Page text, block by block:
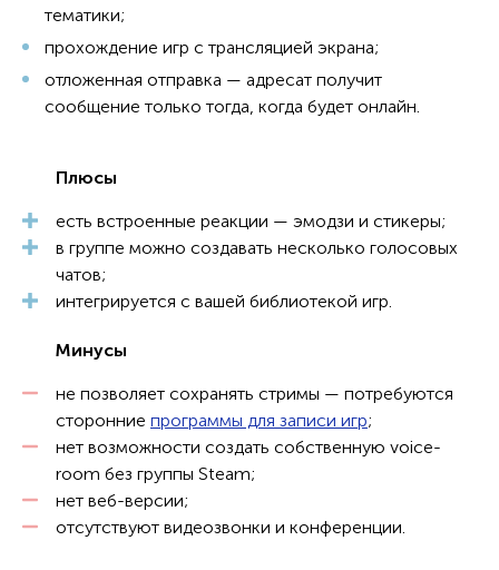
тематики;
прохождение игр с трансляцией экрана;
отложенная отправка — адресат получит
сообщение только тогда, когда будет онлайн.
Плюсы
есть встроенные реакции — эмодзи и стикеры;
в группе можно создавать несколько голосовых
чатов;
интегрируется с вашей библиотекой игр.
Минусы
не позволяет сохранять стримы — потребуются
сторонние программы для записи игр;
нет возможности создать собственную voice-
room без группы Steam;
нет веб-версии;
отсутствуют видеозвонки и конференции.